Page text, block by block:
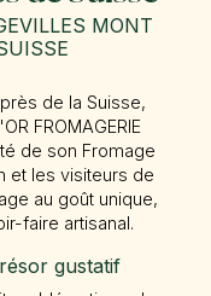
MONT
de la Suisse,
FROMAGERIE
de son Fromage
et les visiteurs de
au goût unique,
faire artisanal.
gustatif